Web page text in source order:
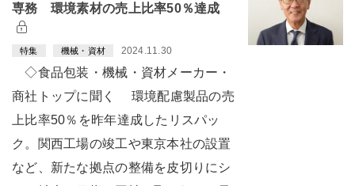
専務 環境素材の売上比率50％達成
特集 機械・資材 2024.11.30
◇食品包装・機械・資材メーカー・
商社トップに聞く 環境配慮製品の売
上比率50％を昨年達成したリスパッ
ク。関西工場の竣工や東京本社の設置
など、新たな拠点の整備を皮切りにシ